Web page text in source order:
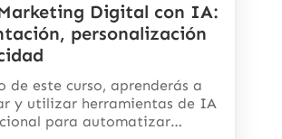
Digital con IA:
personalización
de este curso, aprenderás a
y utilizar herramientas de IA
para automatizar